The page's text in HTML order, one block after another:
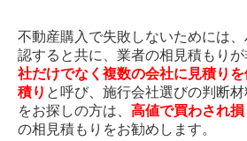
不動産購入で失敗しないためには
認すると共に、業者の相見積もりが
社だけでなく複数の会社に見積り
積り と呼び、施行会社選びの判断
をお探しの方は、 高値で買わされ
の相見積もりをお勧めします。